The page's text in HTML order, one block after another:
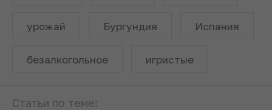
урожай Бургундия Испания
безалкогольное игристые
Статьи по теме: